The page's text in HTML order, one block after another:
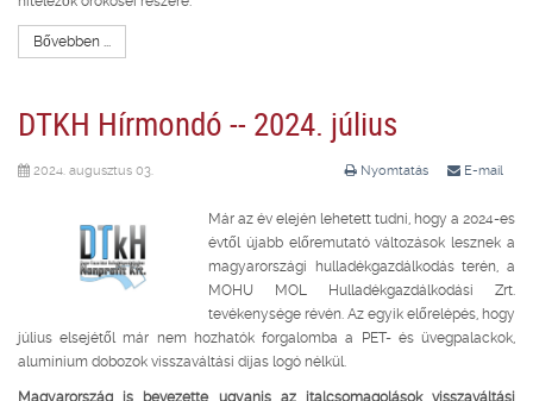
Bővebben ...
DTKH Hírmondó -- 2024. július
Nyomtatás E-mail
2024. augusztus 03.
Már az év elején lehetett tudni, hogy a 2024-es
évtől újabb előremutató változások lesznek a
magyarországi hulladékgazdálkodás terén, a
MOHU MOL Hulladékgazdálkodási Zrt.
tevékenysége révén. Az egyik előrelépés, hogy
július elsejétől már nem hozhatók forgalomba a PET- és üvegpalackok,
alumínium dobozok visszaváltási díjas logó nélkül.
Magyarország is bevezette ugyanis az italcsomagolások visszaváltási